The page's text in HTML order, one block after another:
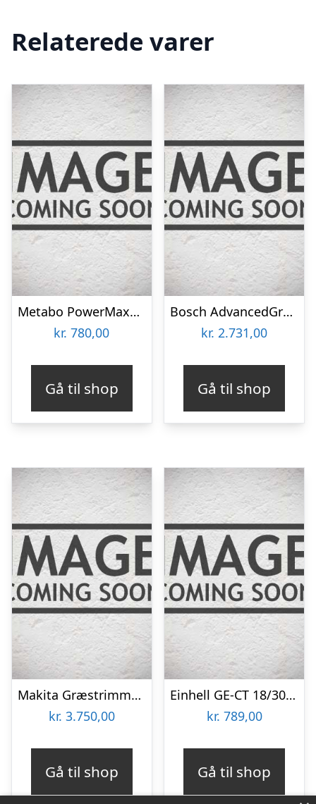
Relaterede varer
Metabo PowerMaxx SGS 12 Q – 601608840 Busk- og græstrimmer med batteri
kr. 780,00
Gå til shop
Bosch AdvancedGrassCut 36 Batteridrevet græstrimmer – 0600878N03
kr. 2.731,00
Gå til shop
Makita Græstrimmer 2x18v – DUR368LZ
kr. 3.750,00
Gå til shop
Einhell GE-CT 18/30 Li akku græstrimmer 30 cm 18V u/batteri og lader
kr. 789,00
Gå til shop